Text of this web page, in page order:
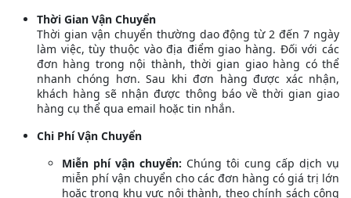
Thời Gian Vận Chuyển
Thời gian vận chuyển thường dao động từ 2 đến 7 ngày
làm việc, tùy thuộc vào địa điểm giao hàng. Đối với các
đơn hàng trong nội thành, thời gian giao hàng có thể
nhanh chóng hơn. Sau khi đơn hàng được xác nhận,
khách hàng sẽ nhận được thông báo về thời gian giao
hàng cụ thể qua email hoặc tin nhắn.
Chi Phí Vận Chuyển
Miễn phí vận chuyển: Chúng tôi cung cấp dịch vụ
miễn phí vận chuyển cho các đơn hàng có giá trị lớn
hoặc trong khu vực nội thành, theo chính sách công